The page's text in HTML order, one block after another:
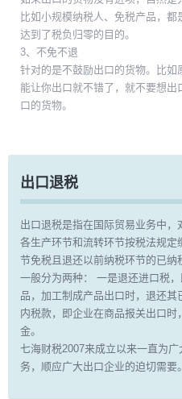
比如小规模纳税人、免税产品，
达到了税负归零的目的。
3、不免不退
针对的是不鼓励出口的货物。比如
能让你出口就不错了，就不要想
口的货物。
出口退税
出口退税是指在国际贸易业务中
各生产环节和流转环节按税法规
节免税且退还以前纳税环节的已纳
一般分为两种： 一是退还进口税
品，加工制成产品出口时，退还
内税款，即企业在商品报关出口
金。
七海财税2007来成立以来一直为
务，顺应广大出口企业的迫切需要。